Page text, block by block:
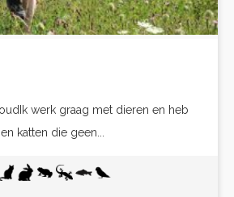
werk graag met dieren en heb
katten die geen...